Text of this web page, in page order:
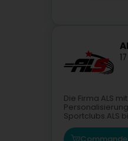
Die Firma ALS
Sportclubs.ALS